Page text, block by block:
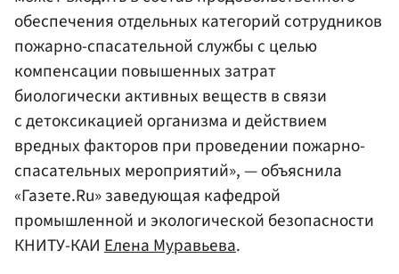
обеспечения отдельных категорий сотрудников
пожарно-спасательной службы с целью
компенсации повышенных затрат
биологически активных веществ в связи
с детоксикацией организма и действием
вредных факторов при проведении пожарно-
спасательных мероприятий», — объяснила
«Газете.Ru» заведующая кафедрой
промышленной и экологической безопасности
КНИТУ-КАИ Елена Муравьева.